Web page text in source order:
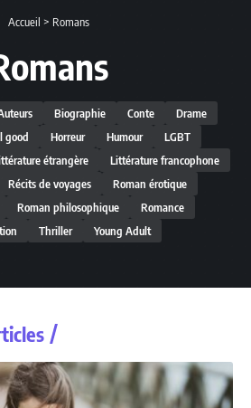
Accueil > Romans
Biographie Conte
Drame
good Horreur Humour
LGBT
étrangère
Littérature francophone
Récits de voyages
Roman érotique
Roman philosophique
Romance
Thriller Young Adult